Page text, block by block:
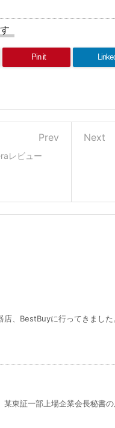
Pin it
Next
レビュー
Prev
店、BestBuyに行ってきまし
某東証一部上場企業会長秘書